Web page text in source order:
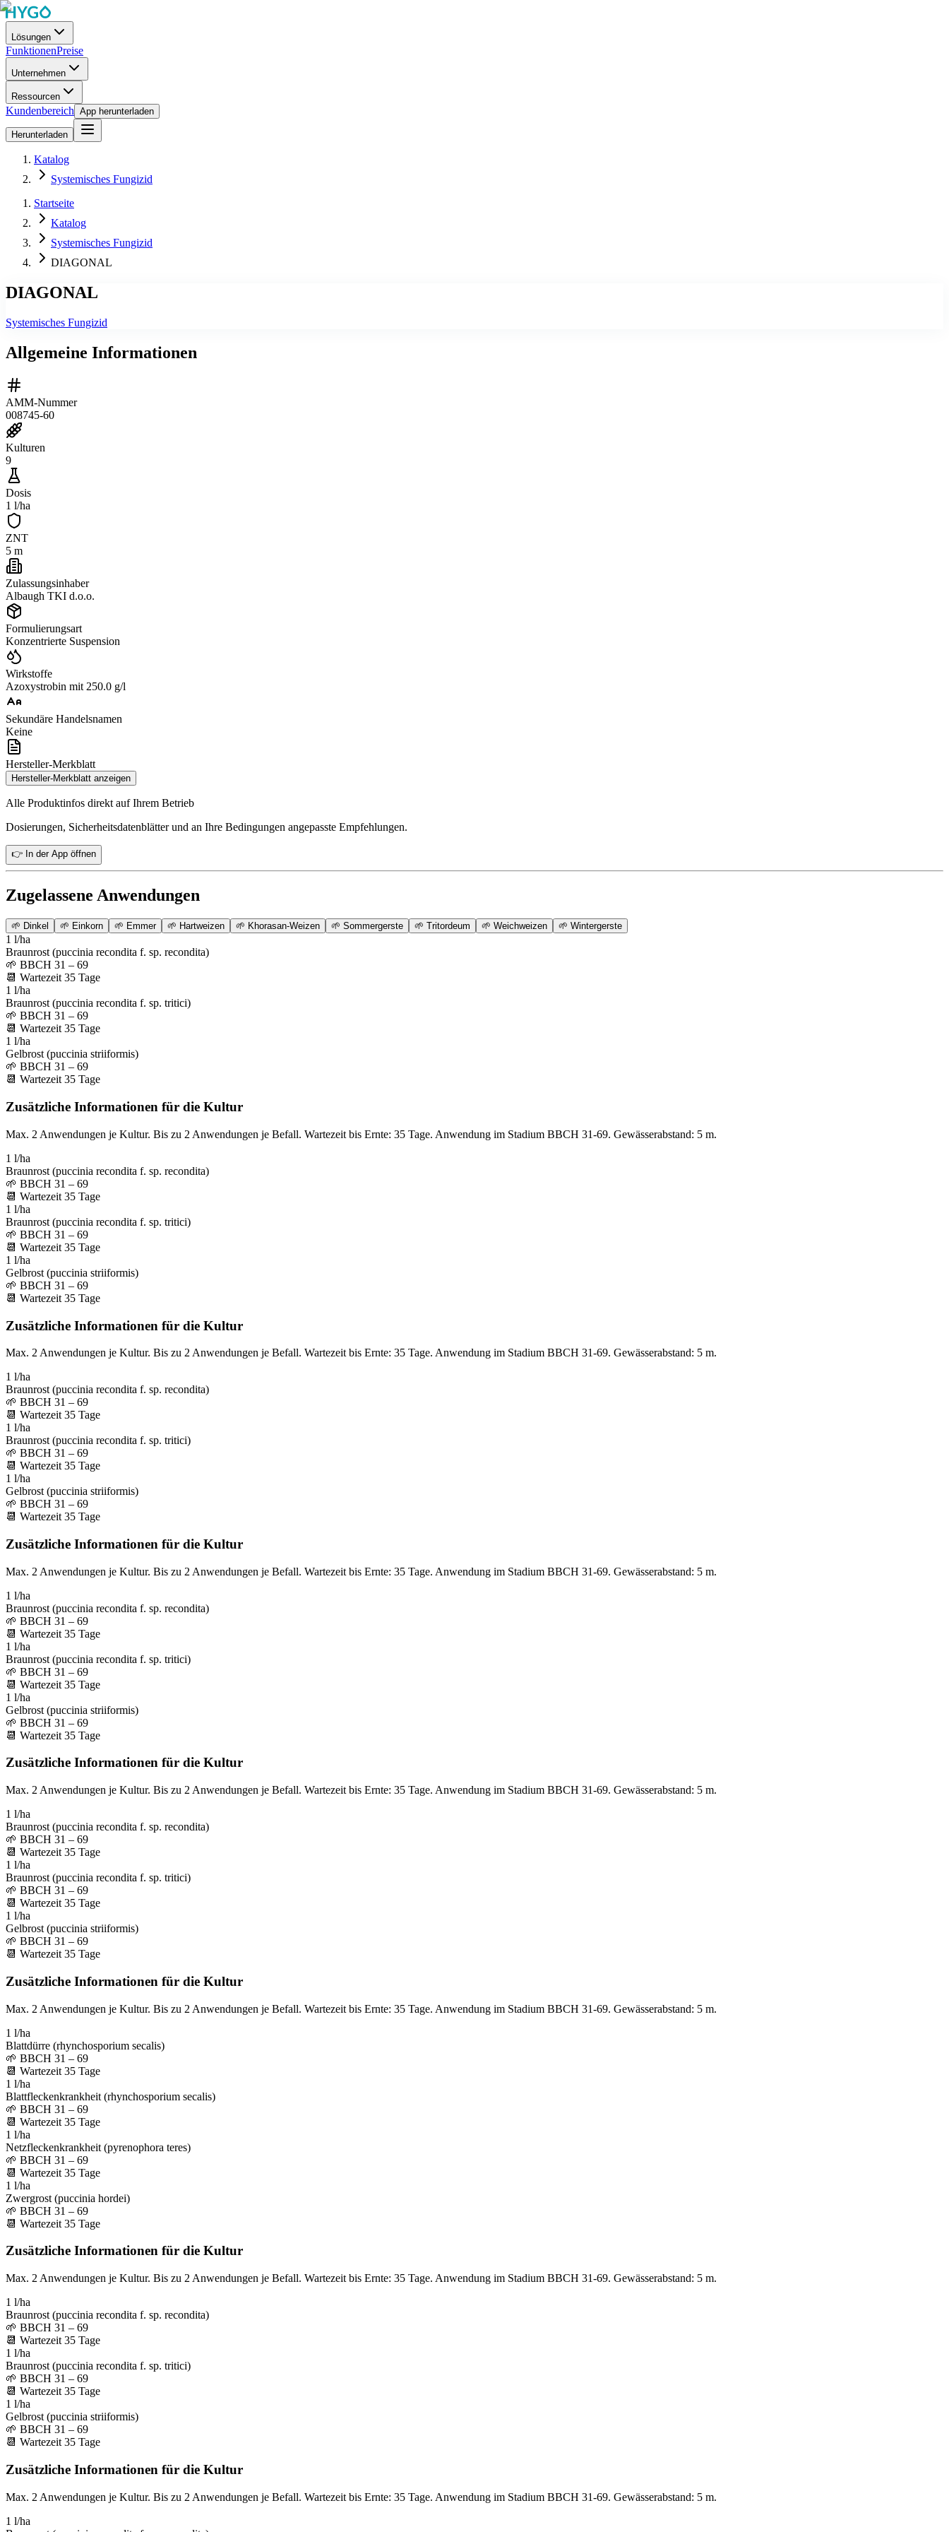
Lösungen
FunktionenPreise
Unternehmen
Ressourcen
Kundenbereich App herunterladen
Herunterladen
Katalog
Systemisches Fungizid
Startseite
Katalog
Systemisches Fungizid
DIAGONAL
DIAGONAL
Systemisches Fungizid
Allgemeine Informationen
AMM-Nummer
008745-60
Kulturen
9
Dosis
1 l/ha
ZNT
5 m
Zulassungsinhaber
Albaugh TKI d.o.o.
Formulierungsart
Konzentrierte Suspension
Wirkstoffe
Azoxystrobin mit 250.0 g/l
Sekundäre Handelsnamen
Keine
Hersteller-Merkblatt
Hersteller-Merkblatt anzeigen
Alle Produktinfos direkt auf Ihrem Betrieb
Dosierungen, Sicherheitsdatenblätter und an Ihre Bedingungen angepasste Empfehlungen.
👉 In der App öffnen
Zugelassene Anwendungen
🌱 Dinkel 🌱 Einkorn 🌱 Emmer 🌱 Hartweizen 🌱 Khorasan-Weizen 🌱 Sommergerste 🌱 Tritordeum 🌱 Weichweizen 🌱 Wintergerste
1 l/ha
Braunrost (puccinia recondita f. sp. recondita)
🌱 BBCH 31 – 69
📆 Wartezeit 35 Tage
1 l/ha
Braunrost (puccinia recondita f. sp. tritici)
🌱 BBCH 31 – 69
📆 Wartezeit 35 Tage
1 l/ha
Gelbrost (puccinia striiformis)
🌱 BBCH 31 – 69
📆 Wartezeit 35 Tage
Zusätzliche Informationen für die Kultur
Max. 2 Anwendungen je Kultur. Bis zu 2 Anwendungen je Befall. Wartezeit bis Ernte: 35 Tage. Anwendung im Stadium BBCH 31-69. Gewässerabstand: 5 m.
1 l/ha
Braunrost (puccinia recondita f. sp. recondita)
🌱 BBCH 31 – 69
📆 Wartezeit 35 Tage
1 l/ha
Braunrost (puccinia recondita f. sp. tritici)
🌱 BBCH 31 – 69
📆 Wartezeit 35 Tage
1 l/ha
Gelbrost (puccinia striiformis)
🌱 BBCH 31 – 69
📆 Wartezeit 35 Tage
Zusätzliche Informationen für die Kultur
Max. 2 Anwendungen je Kultur. Bis zu 2 Anwendungen je Befall. Wartezeit bis Ernte: 35 Tage. Anwendung im Stadium BBCH 31-69. Gewässerabstand: 5 m.
1 l/ha
Braunrost (puccinia recondita f. sp. recondita)
🌱 BBCH 31 – 69
📆 Wartezeit 35 Tage
1 l/ha
Braunrost (puccinia recondita f. sp. tritici)
🌱 BBCH 31 – 69
📆 Wartezeit 35 Tage
1 l/ha
Gelbrost (puccinia striiformis)
🌱 BBCH 31 – 69
📆 Wartezeit 35 Tage
Zusätzliche Informationen für die Kultur
Max. 2 Anwendungen je Kultur. Bis zu 2 Anwendungen je Befall. Wartezeit bis Ernte: 35 Tage. Anwendung im Stadium BBCH 31-69. Gewässerabstand: 5 m.
1 l/ha
Braunrost (puccinia recondita f. sp. recondita)
🌱 BBCH 31 – 69
📆 Wartezeit 35 Tage
1 l/ha
Braunrost (puccinia recondita f. sp. tritici)
🌱 BBCH 31 – 69
📆 Wartezeit 35 Tage
1 l/ha
Gelbrost (puccinia striiformis)
🌱 BBCH 31 – 69
📆 Wartezeit 35 Tage
Zusätzliche Informationen für die Kultur
Max. 2 Anwendungen je Kultur. Bis zu 2 Anwendungen je Befall. Wartezeit bis Ernte: 35 Tage. Anwendung im Stadium BBCH 31-69. Gewässerabstand: 5 m.
1 l/ha
Braunrost (puccinia recondita f. sp. recondita)
🌱 BBCH 31 – 69
📆 Wartezeit 35 Tage
1 l/ha
Braunrost (puccinia recondita f. sp. tritici)
🌱 BBCH 31 – 69
📆 Wartezeit 35 Tage
1 l/ha
Gelbrost (puccinia striiformis)
🌱 BBCH 31 – 69
📆 Wartezeit 35 Tage
Zusätzliche Informationen für die Kultur
Max. 2 Anwendungen je Kultur. Bis zu 2 Anwendungen je Befall. Wartezeit bis Ernte: 35 Tage. Anwendung im Stadium BBCH 31-69. Gewässerabstand: 5 m.
1 l/ha
Blattdürre (rhynchosporium secalis)
🌱 BBCH 31 – 69
📆 Wartezeit 35 Tage
1 l/ha
Blattfleckenkrankheit (rhynchosporium secalis)
🌱 BBCH 31 – 69
📆 Wartezeit 35 Tage
1 l/ha
Netzfleckenkrankheit (pyrenophora teres)
🌱 BBCH 31 – 69
📆 Wartezeit 35 Tage
1 l/ha
Zwergrost (puccinia hordei)
🌱 BBCH 31 – 69
📆 Wartezeit 35 Tage
Zusätzliche Informationen für die Kultur
Max. 2 Anwendungen je Kultur. Bis zu 2 Anwendungen je Befall. Wartezeit bis Ernte: 35 Tage. Anwendung im Stadium BBCH 31-69. Gewässerabstand: 5 m.
1 l/ha
Braunrost (puccinia recondita f. sp. recondita)
🌱 BBCH 31 – 69
📆 Wartezeit 35 Tage
1 l/ha
Braunrost (puccinia recondita f. sp. tritici)
🌱 BBCH 31 – 69
📆 Wartezeit 35 Tage
1 l/ha
Gelbrost (puccinia striiformis)
🌱 BBCH 31 – 69
📆 Wartezeit 35 Tage
Zusätzliche Informationen für die Kultur
Max. 2 Anwendungen je Kultur. Bis zu 2 Anwendungen je Befall. Wartezeit bis Ernte: 35 Tage. Anwendung im Stadium BBCH 31-69. Gewässerabstand: 5 m.
1 l/ha